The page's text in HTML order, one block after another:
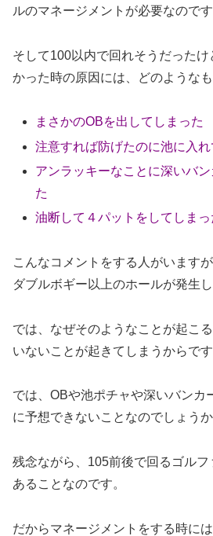
ルのマネージメントが必要なのです
そして100以内で回れそうだった
かった時の原因には、どのような
まさかのOBを出してしまった
注意すれば防げたのに池に入れ
アンラッキーなことに深いバ
た
油断して４パットをしてしまっ
こんなコメントをする人がいます
ダブルボギー以上のホールが発生
では、なぜそのようなことが起こ
いないことが起きてしまうからです
では、OBや池ポチャや深いバンカ
に予想できないことなのでしょうか
残念ながら、105前後で回るゴルフ
あることなのです。
だからマネージメントをする時に